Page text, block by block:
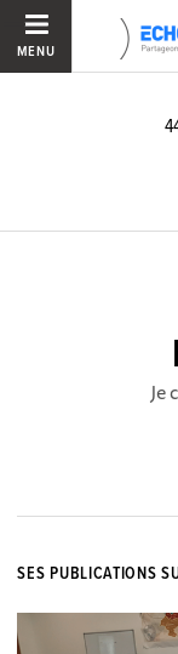
MENU
Je
SES PUBLICATIONS